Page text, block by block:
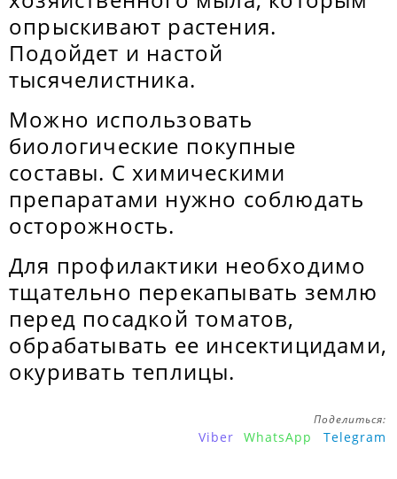
опрыскивают растения.
Подойдет и настой
тысячелистника.
Можно использовать
биологические покупные
составы. С химическими
препаратами нужно соблюдать
осторожность.
Для профилактики необходимо
тщательно перекапывать землю
перед посадкой томатов,
обрабатывать ее инсектицидами,
окуривать теплицы.
Поделиться:
Viber WhatsApp Telegram